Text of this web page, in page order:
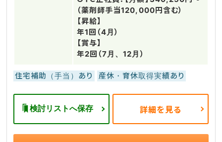
（薬剤師手当120,000円含む）
【昇給】
年1回（4月）
【賞与】
年2回（7月、12月）
住宅補助（手当）あり 産休・育休取得実績あり
検討リストへ保存 詳細を見る